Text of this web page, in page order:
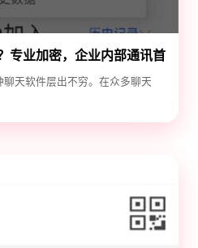
专业加密，企业内部通讯首
天软件层出不穷。在众多聊天